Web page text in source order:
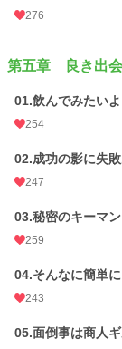
276
第五章 良き出
01.飲んでみたい
254
02.成功の影に失
247
03.秘密のキーマ
259
04.そんなに簡単
243
05.面倒事は商人